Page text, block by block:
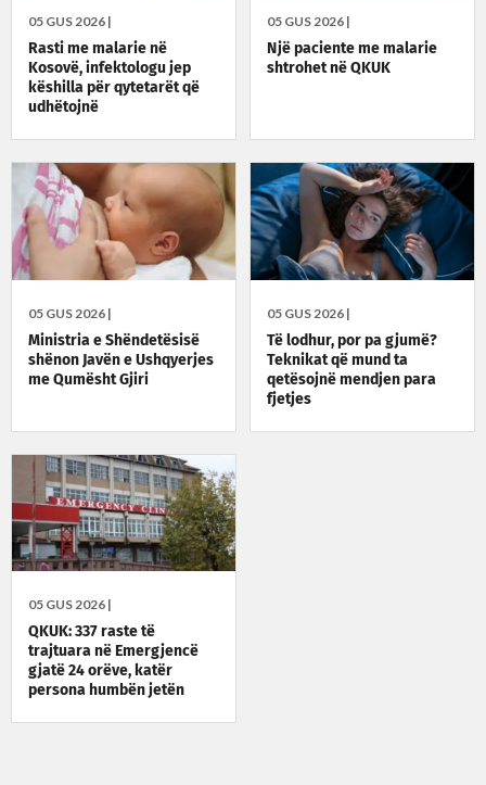
05 GUS 2026 |
Rasti me malarie në
Kosovë, infektologu jep
këshilla për qytetarët që
udhëtojnë
05 GUS 2026 |
Një paciente me malarie
shtrohet në QKUK
05 GUS 2026 |
Ministria e Shëndetësisë
shënon Javën e Ushqyerjes
me Qumësht Gjiri
05 GUS 2026 |
Të lodhur, por pa gjumë?
Teknikat që mund ta
qetësojnë mendjen para
fjetjes
05 GUS 2026 |
QKUK: 337 raste të
trajtuara në Emergjencë
gjatë 24 orëve, katër
persona humbën jetën